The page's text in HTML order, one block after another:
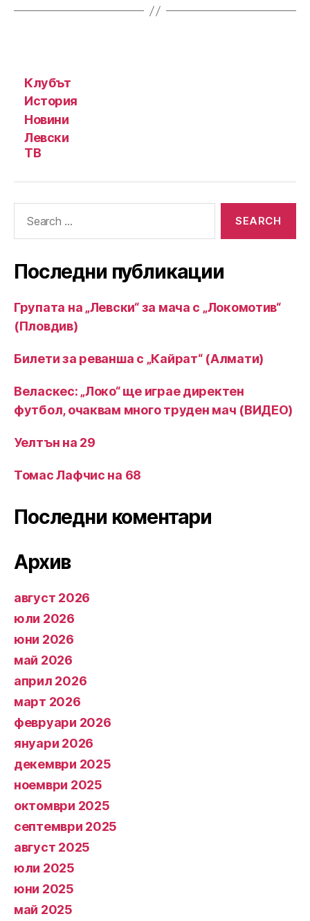
Клубът
История
Новини
Левски
ТВ
Последни публикации
Групата на „Левски“ за мача с „Локомотив“
(Пловдив)
Билети за реванша с „Кайрат“ (Алмати)
Веласкес: „Локо“ ще играе директен
футбол, очаквам много труден мач (ВИДЕО)
Уелтън на 29
Томас Лафчис на 68
Последни коментари
Архив
август 2026
юли 2026
юни 2026
май 2026
април 2026
март 2026
февруари 2026
януари 2026
декември 2025
ноември 2025
октомври 2025
септември 2025
август 2025
юли 2025
юни 2025
май 2025